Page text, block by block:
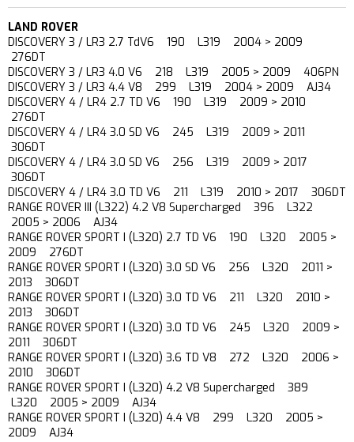
LAND ROVER
DISCOVERY 3 / LR3 2.7 TdV6 190 L319 2004 > 2009
276DT
DISCOVERY 3 / LR3 4.0 V6 218 L319 2005 > 2009 406PN
DISCOVERY 3 / LR3 4.4 V8 299 L319 2004 > 2009 AJ34
DISCOVERY 4 / LR4 2.7 TD V6 190 L319 2009 > 2010
276DT
DISCOVERY 4 / LR4 3.0 SD V6 245 L319 2009 > 2011
306DT
DISCOVERY 4 / LR4 3.0 SD V6 256 L319 2009 > 2017
306DT
DISCOVERY 4 / LR4 3.0 TD V6 211 L319 2010 > 2017 306DT
RANGE ROVER III (L322) 4.2 V8 Supercharged 396 L322
2005 > 2006 AJ34
RANGE ROVER SPORT I (L320) 2.7 TD V6 190 L320 2005 >
2009 276DT
RANGE ROVER SPORT I (L320) 3.0 SD V6 256 L320 2011 >
2013 306DT
RANGE ROVER SPORT I (L320) 3.0 TD V6 211 L320 2010 >
2013 306DT
RANGE ROVER SPORT I (L320) 3.0 TD V6 245 L320 2009 >
2011 306DT
RANGE ROVER SPORT I (L320) 3.6 TD V8 272 L320 2006 >
2010 306DT
RANGE ROVER SPORT I (L320) 4.2 V8 Supercharged 389
L320 2005 > 2009 AJ34
RANGE ROVER SPORT I (L320) 4.4 V8 299 L320 2005 >
2009 AJ34